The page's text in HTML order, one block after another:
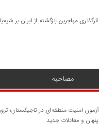
اثرگذاری مهاجرین بازگشته از ایران بر
مصاحبه
آزمون امنیت منطقه‌ای در تاجیکستان؛
پنهان و معادلات جدید